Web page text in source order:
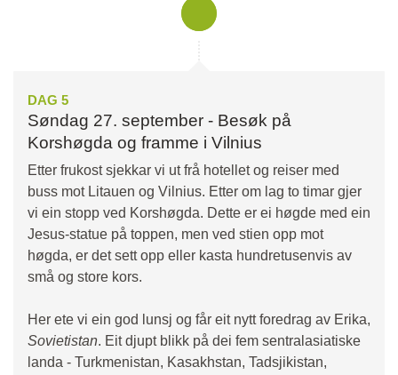
DAG 5
Søndag 27. september - Besøk på
Korshøgda og framme i Vilnius
Etter frukost sjekkar vi ut frå hotellet og reiser med
buss mot Litauen og Vilnius. Etter om lag to timar gjer
vi ein stopp ved Korshøgda. Dette er ei høgde med ein
Jesus-statue på toppen, men ved stien opp mot
høgda, er det sett opp eller kasta hundretusenvis av
små og store kors.
Her ete vi ein god lunsj og får eit nytt foredrag av Erika,
Sovietistan. Eit djupt blikk på dei fem sentralasiatiske
landa - Turkmenistan, Kasakhstan, Tadsjikistan,